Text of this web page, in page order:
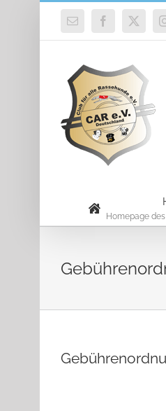
E-
Facebook
X
Homepage